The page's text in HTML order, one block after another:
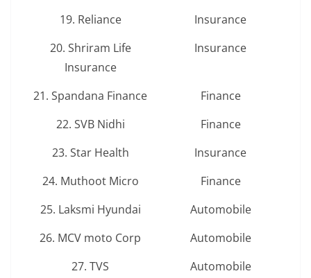
19. Reliance
Insurance
20. Shriram Life
Insurance
Insurance
21. Spandana Finance
Finance
22. SVB Nidhi
Finance
23. Star Health
Insurance
24. Muthoot Micro
Finance
25. Laksmi Hyundai
Automobile
26. MCV moto Corp
Automobile
27. TVS
Automobile